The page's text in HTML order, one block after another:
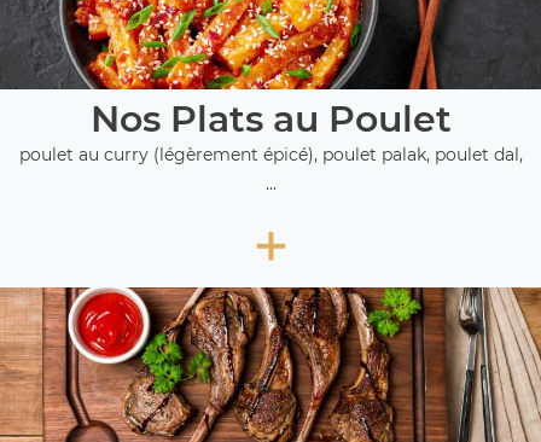
Nos Plats au Poulet
poulet au curry (légèrement épicé), poulet palak, poulet dal,
...
+